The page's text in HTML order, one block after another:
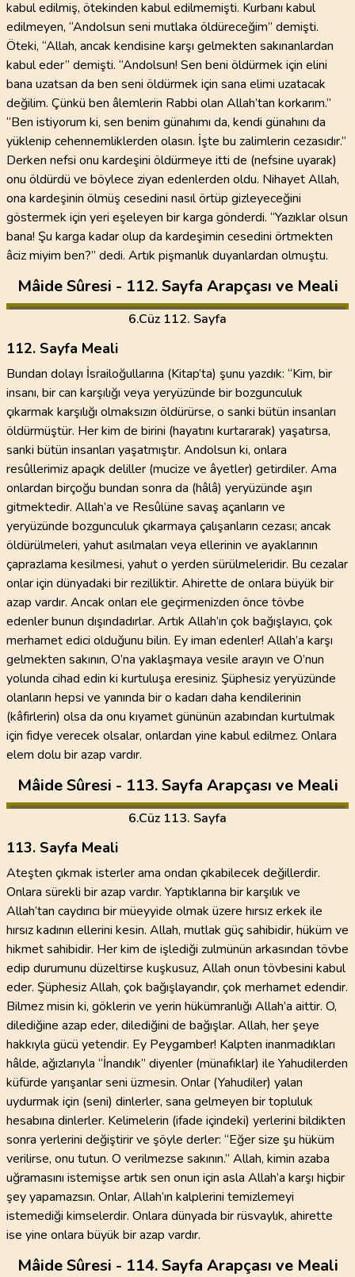
kabul edilmiş, ötekinden kabul edilmemişti. Kurbanı kabul
edilmeyen, “Andolsun seni mutlaka öldüreceğim” demişti.
Öteki, “Allah, ancak kendisine karşı gelmekten sakınanlardan
kabul eder” demişti. “Andolsun! Sen beni öldürmek için elini
bana uzatsan da ben seni öldürmek için sana elimi uzatacak
değilim. Çünkü ben âlemlerin Rabbi olan Allah’tan korkarım.”
“Ben istiyorum ki, sen benim günahımı da, kendi günahını da
yüklenip cehennemliklerden olasın. İşte bu zalimlerin cezasıdır.”
Derken nefsi onu kardeşini öldürmeye itti de (nefsine uyarak)
onu öldürdü ve böylece ziyan edenlerden oldu. Nihayet Allah,
ona kardeşinin ölmüş cesedini nasıl örtüp gizleyeceğini
göstermek için yeri eşeleyen bir karga gönderdi. “Yazıklar olsun
bana! Şu karga kadar olup da kardeşimin cesedini örtmekten
âciz miyim ben?” dedi. Artık pişmanlık duyanlardan olmuştu.
Mâide Sûresi - 112. Sayfa Arapçası ve Meali
6.Cüz 112. Sayfa
112. Sayfa Meali
Bundan dolayı İsrailoğullarına (Kitap’ta) şunu yazdık: “Kim, bir
insanı, bir can karşılığı veya yeryüzünde bir bozgunculuk
çıkarmak karşılığı olmaksızın öldürürse, o sanki bütün insanları
öldürmüştür. Her kim de birini (hayatını kurtararak) yaşatırsa,
sanki bütün insanları yaşatmıştır. Andolsun ki, onlara
resûllerimiz apaçık deliller (mucize ve âyetler) getirdiler. Ama
onlardan birçoğu bundan sonra da (hâlâ) yeryüzünde aşırı
gitmektedir. Allah’a ve Resûlüne savaş açanların ve
yeryüzünde bozgunculuk çıkarmaya çalışanların cezası; ancak
öldürülmeleri, yahut asılmaları veya ellerinin ve ayaklarının
çaprazlama kesilmesi, yahut o yerden sürülmeleridir. Bu cezalar
onlar için dünyadaki bir rezilliktir. Ahirette de onlara büyük bir
azap vardır. Ancak onları ele geçirmenizden önce tövbe
edenler bunun dışındadırlar. Artık Allah’ın çok bağışlayıcı, çok
merhamet edici olduğunu bilin. Ey iman edenler! Allah’a karşı
gelmekten sakının, O’na yaklaşmaya vesile arayın ve O’nun
yolunda cihad edin ki kurtuluşa eresiniz. Şüphesiz yeryüzünde
olanların hepsi ve yanında bir o kadarı daha kendilerinin
(kâfirlerin) olsa da onu kıyamet gününün azabından kurtulmak
için fidye verecek olsalar, onlardan yine kabul edilmez. Onlara
elem dolu bir azap vardır.
Mâide Sûresi - 113. Sayfa Arapçası ve Meali
6.Cüz 113. Sayfa
113. Sayfa Meali
Ateşten çıkmak isterler ama ondan çıkabilecek değillerdir.
Onlara sürekli bir azap vardır. Yaptıklarına bir karşılık ve
Allah’tan caydırıcı bir müeyyide olmak üzere hırsız erkek ile
hırsız kadının ellerini kesin. Allah, mutlak güç sahibidir, hüküm ve
hikmet sahibidir. Her kim de işlediği zulmünün arkasından tövbe
edip durumunu düzeltirse kuşkusuz, Allah onun tövbesini kabul
eder. Şüphesiz Allah, çok bağışlayandır, çok merhamet edendir.
Bilmez misin ki, göklerin ve yerin hükümranlığı Allah’a aittir. O,
dilediğine azap eder, dilediğini de bağışlar. Allah, her şeye
hakkıyla gücü yetendir. Ey Peygamber! Kalpten inanmadıkları
hâlde, ağızlarıyla “İnandık” diyenler (münafıklar) ile Yahudilerden
küfürde yarışanlar seni üzmesin. Onlar (Yahudiler) yalan
uydurmak için (seni) dinlerler, sana gelmeyen bir topluluk
hesabına dinlerler. Kelimelerin (ifade içindeki) yerlerini bildikten
sonra yerlerini değiştirir ve şöyle derler: “Eğer size şu hüküm
verilirse, onu tutun. O verilmezse sakının.” Allah, kimin azaba
uğramasını istemişse artık sen onun için asla Allah’a karşı hiçbir
şey yapamazsın. Onlar, Allah’ın kalplerini temizlemeyi
istemediği kimselerdir. Onlara dünyada bir rüsvaylık, ahirette
ise yine onlara büyük bir azap vardır.
Mâide Sûresi - 114. Sayfa Arapçası ve Meali